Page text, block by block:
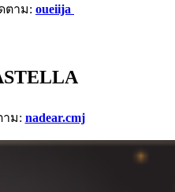
ตาม: oueiija
าม: nadear.cmj